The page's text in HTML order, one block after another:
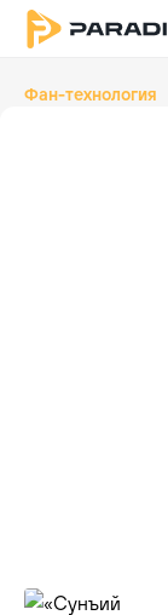
Фан-технология